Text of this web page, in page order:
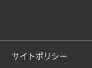
サイトポリシー